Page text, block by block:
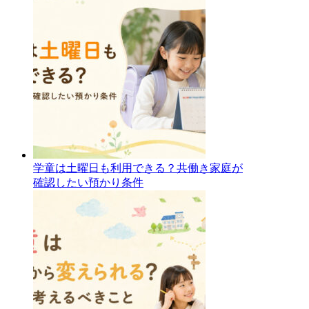
学童は土曜日も利用できる？共働き家庭が
確認したい預かり条件